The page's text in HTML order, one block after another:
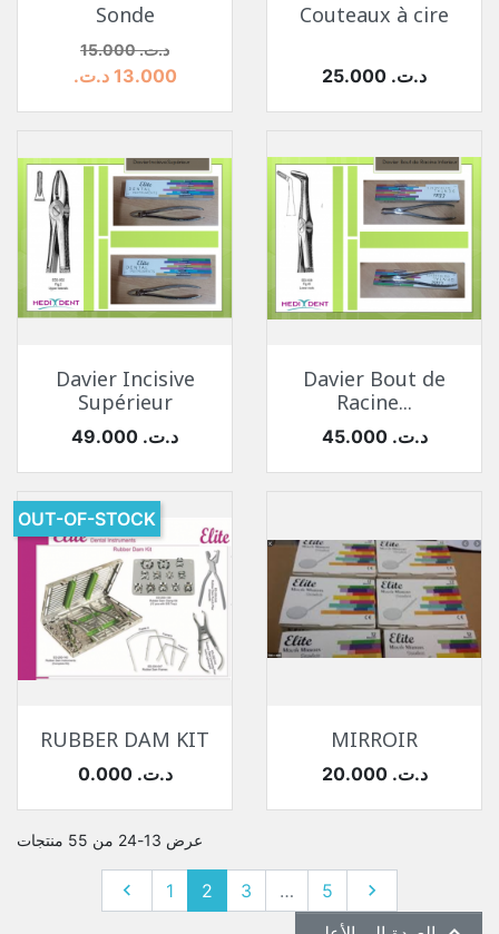
Sonde
السعر الأساسي
15.000 د.ت.‏
السعر
13.000 د.ت.‏
Couteaux à cire
السعر 25.000 د.ت.‏
Davier Incisive
Supérieur
السعر 49.000 د.ت.‏
Davier Bout de
Racine...
السعر 45.000 د.ت.‏
RUBBER DAM KIT
السعر 0.000 د.ت.‏
OUT-OF-STOCK
MIRROIR
السعر 20.000 د.ت.‏
عرض 13-24 من 55 منتجات
السابق
 1 2 3 … 5 التالي
